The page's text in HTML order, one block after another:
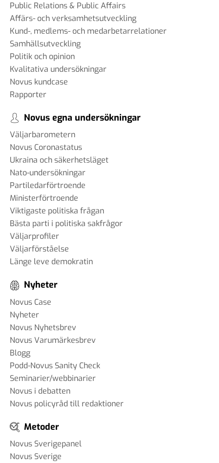
Public Relations & Public Affairs
Affärs- och verksamhetsutveckling
Kund-, medlems- och medarbetarrelationer
Samhällsutveckling
Politik och opinion
Kvalitativa undersökningar
Novus kundcase
Rapporter
Novus egna undersökningar
Väljarbarometern
Novus Coronastatus
Ukraina och säkerhetsläget
Nato-undersökningar
Partiledarförtroende
Ministerförtroende
Viktigaste politiska frågan
Bästa parti i politiska sakfrågor
Väljarprofiler
Väljarförståelse
Länge leve demokratin
Nyheter
Novus Case
Nyheter
Novus Nyhetsbrev
Novus Varumärkesbrev
Blogg
Podd-Novus Sanity Check
Seminarier/webbinarier
Novus i debatten
Novus policyråd till redaktioner
Metoder
Novus Sverigepanel
Novus Sverige